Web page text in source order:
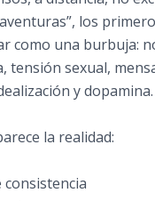
los
como una burbuja:
tensión sexual,
y dopamina.
la realidad:
consistencia